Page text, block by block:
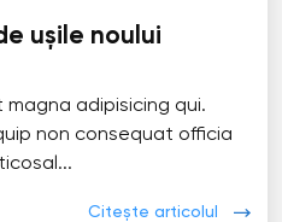
ușile noului
adipisicing qui.
non consequat officia
Citește articolul